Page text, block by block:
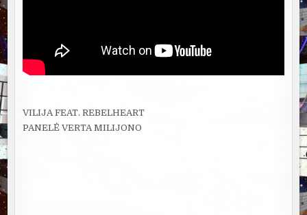
VILIJA FEAT. REBELHEART
PANELĖ VERTA MILIJONO